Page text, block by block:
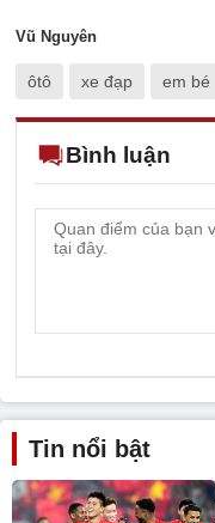
Vũ Nguyên
ôtô xe đạp em bé
Bình luận
Tin nổi bật